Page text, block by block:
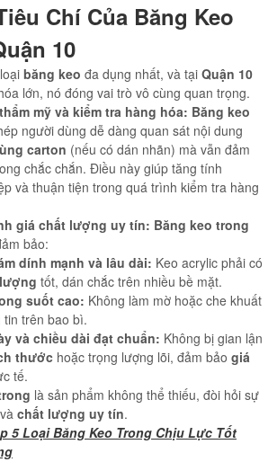
Chí Của Băng Keo
10
băng keo đa dụng nhất, và tại Quận 10
lớn, nó đóng vai trò vô cùng quan trọng.
mỹ và kiểm tra hàng hóa: Băng keo
người dùng dễ dàng quan sát nội dung
carton (nếu có dán nhãn) mà vẫn đảm
chắc chắn. Điều này giúp tăng tính
và thuận tiện trong quá trình kiểm tra hàng
giá chất lượng uy tín: Băng keo trong
bảo:
dính mạnh và lâu dài: Keo acrylic phải có
tốt, dán chắc trên nhiều bề mặt.
suốt cao: Không làm mờ hoặc che khuất
tin trên bao bì.
và chiều dài đạt chuẩn: Không bị gian lận
thước hoặc trọng lượng lõi, đảm bảo giá
tế.
là sản phẩm không thể thiếu, đòi hỏi sự
và chất lượng uy tín.
5 Loại Băng Keo Trong Chịu Lực Tốt